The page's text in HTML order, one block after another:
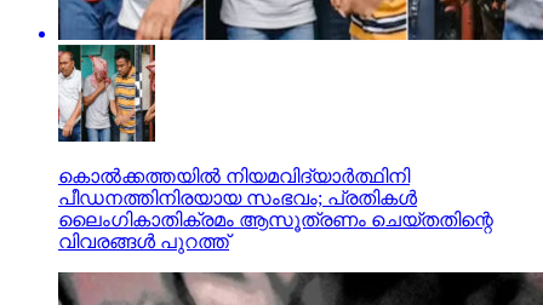
കൊല്‍ക്കത്തയില്‍ നിയമവിദ്യാര്‍ത്ഥിനി
പീഡനത്തിനിരയായ സംഭവം; പ്രതികള്‍
ലൈംഗികാതിക്രമം ആസൂത്രണം ചെയ്തതിന്റെ
വിവരങ്ങള്‍ പുറത്ത്